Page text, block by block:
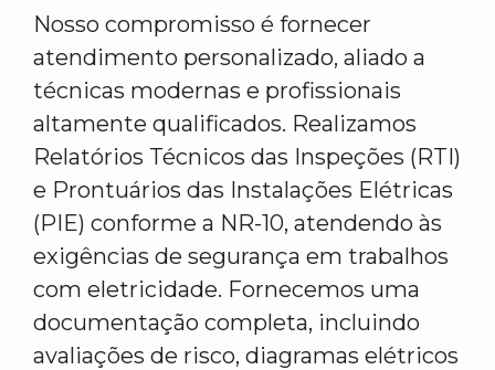
Nosso compromisso é fornecer
atendimento personalizado, aliado a
técnicas modernas e profissionais
altamente qualificados. Realizamos
Relatórios Técnicos das Inspeções (RTI)
e Prontuários das Instalações Elétricas
(PIE) conforme a NR-10, atendendo às
exigências de segurança em trabalhos
com eletricidade. Fornecemos uma
documentação completa, incluindo
avaliações de risco, diagramas elétricos